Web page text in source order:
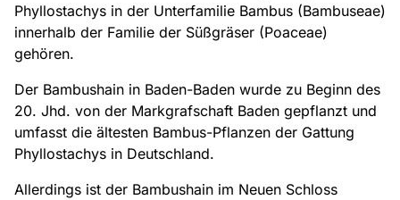
Phyllostachys in der Unterfamilie Bambus (Bambuseae)
innerhalb der Familie der Süßgräser (Poaceae)
gehören.
Der Bambushain in Baden-Baden wurde zu Beginn des
20. Jhd. von der Markgrafschaft Baden gepflanzt und
umfasst die ältesten Bambus-Pflanzen der Gattung
Phyllostachys in Deutschland.
Allerdings ist der Bambushain im Neuen Schloss